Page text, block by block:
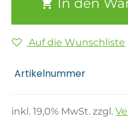
Auf die Wunschliste
Artikelnummer
inkl.19,0% MwSt. zzgl.